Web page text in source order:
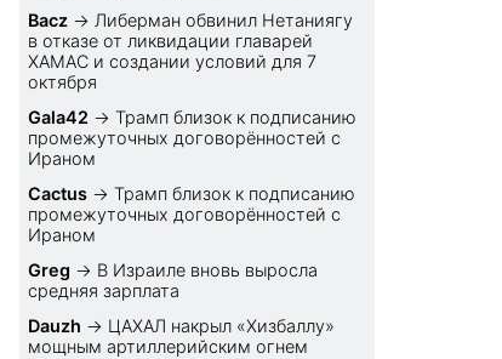
Bacz → Либерман обвинил Нетаниягу
в отказе от ликвидации главарей
ХАМАС и создании условий для 7
октября
Gala42 →Трамп близок к подписанию
промежуточных договорённостей с
Ираном
Cactus →Трамп близок к подписанию
промежуточных договорённостей с
Ираном
Greg → В Израиле вновь выросла
средняя зарплата
Dauzh → ЦАХАЛ накрыл «Хизбаллу»
мощным артиллерийским огнем